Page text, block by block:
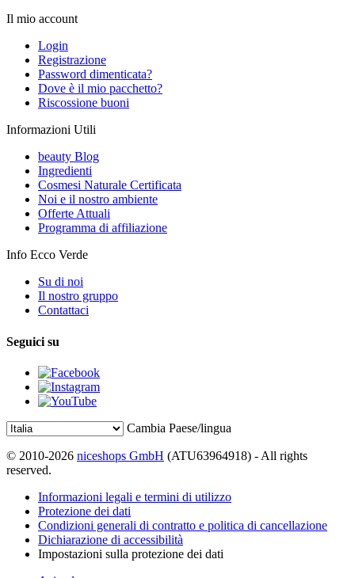
Il mio account
Login
Registrazione
Password dimenticata?
Dove è il mio pacchetto?
Riscossione buoni
Informazioni Utili
beauty Blog
Ingredienti
Cosmesi Naturale Certificata
Noi e il nostro ambiente
Offerte Attuali
Programma di affiliazione
Info Ecco Verde
Su di noi
Il nostro gruppo
Contattaci
Seguici su
Cambia Paese/lingua
© 2010-2026 niceshops GmbH (ATU63964918) - All rights
reserved.
Informazioni legali e termini di utilizzo
Protezione dei dati
Condizioni generali di contratto e politica di cancellazione
Dichiarazione di accessibilità
Impostazioni sulla protezione dei dati